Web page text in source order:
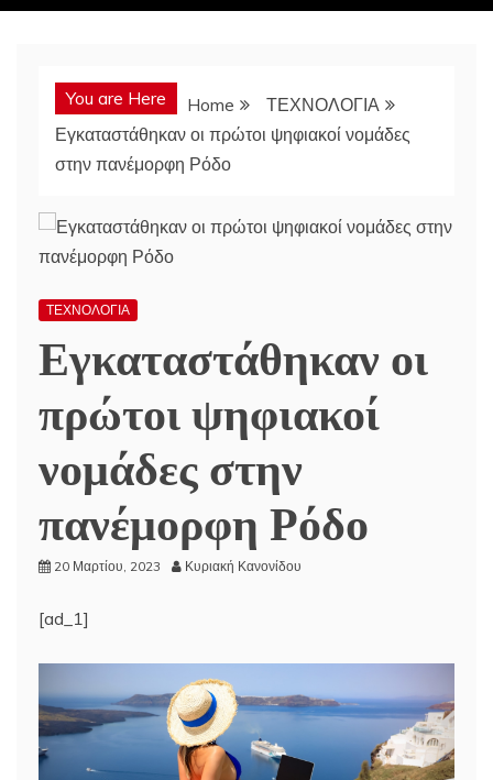
You are Here Home
ΤΕΧΝΟΛΟΓΙΑ
Εγκαταστάθηκαν οι πρώτοι ψηφιακοί νομάδες
στην πανέμορφη Ρόδο
ΤΕΧΝΟΛΟΓΙΑ
Εγκαταστάθηκαν οι
πρώτοι ψηφιακοί
νομάδες στην
πανέμορφη Ρόδο
20 Μαρτίου, 2023 Κυριακή Κανονίδου
[ad_1]